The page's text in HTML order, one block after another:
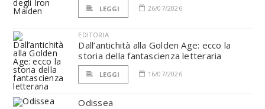
LEGGI 26/07/2026
EDITORIA
Dall’antichità alla Golden Age: ecco la
storia della fantascienza letteraria
LEGGI 16/07/2026
Odissea